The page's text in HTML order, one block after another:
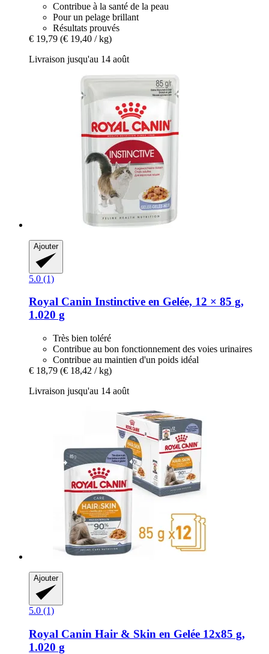
Contribue à la santé de la peau
Pour un pelage brillant
Résultats prouvés
€ 19,79 (€ 19,40 / kg)
Livraison jusqu'au 14 août
Ajouter
5.0 (1)
Royal Canin Instinctive en Gelée, 12 × 85 g,
1.020 g
Très bien toléré
Contribue au bon fonctionnement des voies urinaires
Contribue au maintien d'un poids idéal
€ 18,79 (€ 18,42 / kg)
Livraison jusqu'au 14 août
Ajouter
5.0 (1)
Royal Canin Hair & Skin en Gelée 12x85 g,
1.020 g